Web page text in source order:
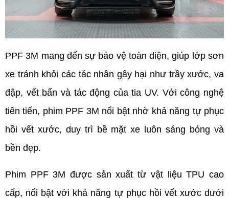
PPF 3M mang đến sự bảo vệ toàn diện, giúp lớp sơn
xe tránh khỏi các tác nhân gây hại như trầy xước, va
đập, vết bẩn và tác động của tia UV. Với công nghệ
tiên tiến, phim PPF 3M nổi bật nhờ khả năng tự phục
hồi vết xước, duy trì bề mặt xe luôn sáng bóng và
bền đẹp.
Phim PPF 3M được sản xuất từ vật liệu TPU cao
cấp, nổi bật với khả năng tự phục hồi vết xước dưới